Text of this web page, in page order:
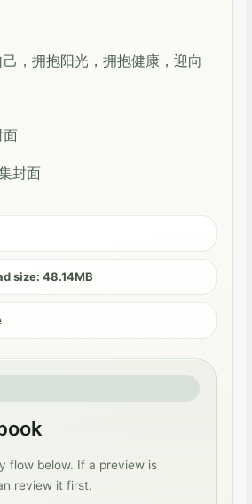
，拥抱阳光，拥抱健康，迎向
封面
size: 48.14MB
flow below. If a preview is
review it first.